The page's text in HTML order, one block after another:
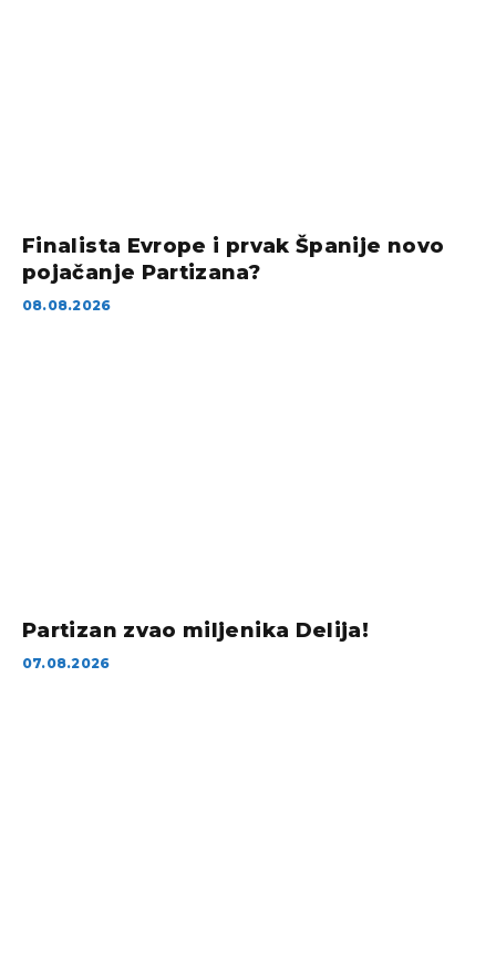
Finalista Evrope i prvak Španije novo
pojačanje Partizana?
08.08.2026
Partizan zvao miljenika Delija!
07.08.2026